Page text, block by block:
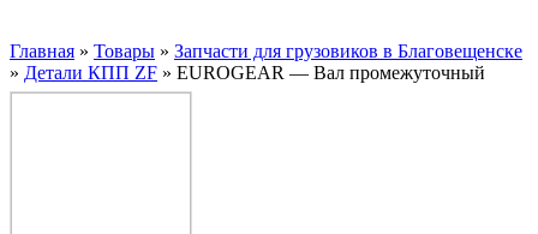
Главная » Товары » Запчасти для грузовиков в Благовещенске
» Детали КПП ZF » EUROGEAR — Вал промежуточный